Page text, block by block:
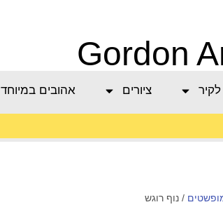
Gordon
ציורים אהובים במיוחד
מעל 800 ש"ח / נוף רוגש